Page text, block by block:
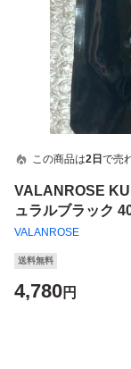
この商品は2日 で売
VALANROSE
ュラルブラック
VALANROSE
送料無料
4,780円